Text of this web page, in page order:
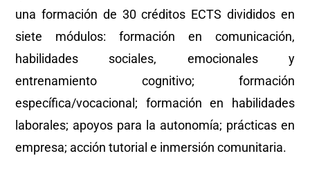
una formación de 30 créditos ECTS divididos en
siete módulos: formación en comunicación,
habilidades sociales, emocionales y
entrenamiento cognitivo; formación
específica/vocacional; formación en habilidades
laborales; apoyos para la autonomía; prácticas en
empresa; acción tutorial e inmersión comunitaria.